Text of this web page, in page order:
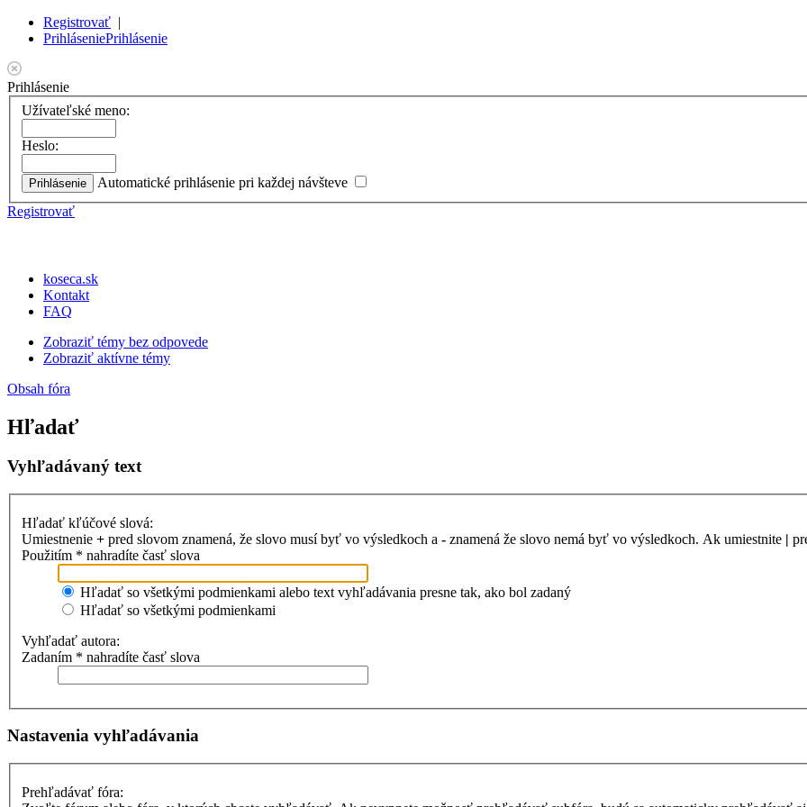
Registrovať |
PrihláseniePrihlásenie
Prihlásenie
Užívateľské meno:
Heslo:
Automatické prihlásenie pri každej návšteve
Registrovať
koseca.sk
Kontakt
FAQ
Zobraziť témy bez odpovede
Zobraziť aktívne témy
Obsah fóra
Hľadať
Vyhľadávaný text
Hľadať kľúčové slová:
Umiestnenie + pred slovom znamená, že slovo musí byť vo výsledkoch a - znamená že slovo nemá byť vo výsledkoch. Ak umiestnite |
Použitím * nahradíte časť slova
Hľadať so všetkými podmienkami alebo text vyhľadávania presne tak, ako bol zadaný
Hľadať so všetkými podmienkami
Vyhľadať autora:
Zadaním * nahradíte časť slova
Nastavenia vyhľadávania
Prehľadávať fóra: